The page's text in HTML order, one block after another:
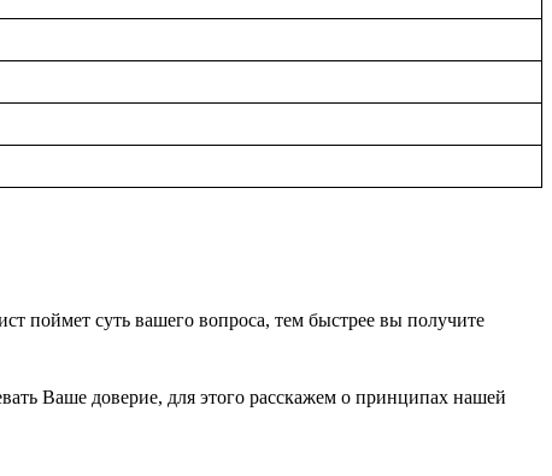
поймет суть вашего вопроса, тем быстрее вы получите
Ваше доверие, для этого расскажем о принципах нашей